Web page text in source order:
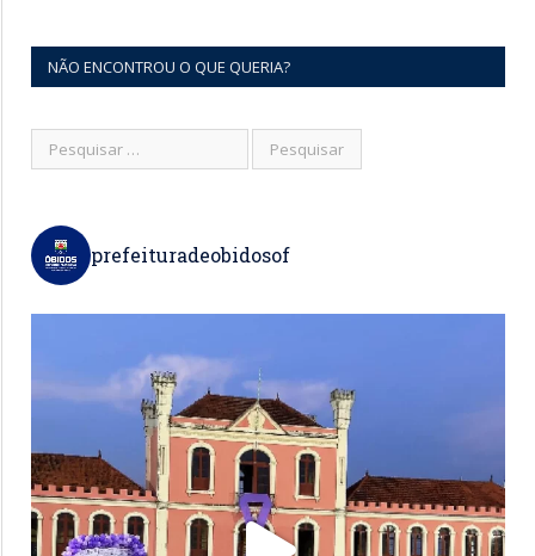
NÃO ENCONTROU O QUE QUERIA?
prefeituradeobidosof